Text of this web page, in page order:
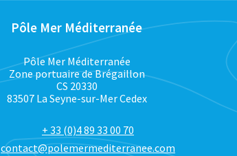
Pôle Mer Méditerranée
Pôle Mer Méditerranée
Zone portuaire de Brégaillon
CS 20330
83507 La Seyne-sur-Mer Cedex
+ 33 (0)4 89 33 00 70
contact@polemermediterranee.com